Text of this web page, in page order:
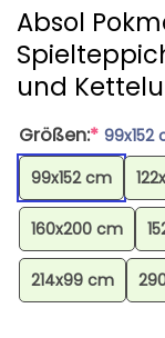
Absol
und
Größen:* 99x152
99x152 cm
160x200 cm
214x99 cm